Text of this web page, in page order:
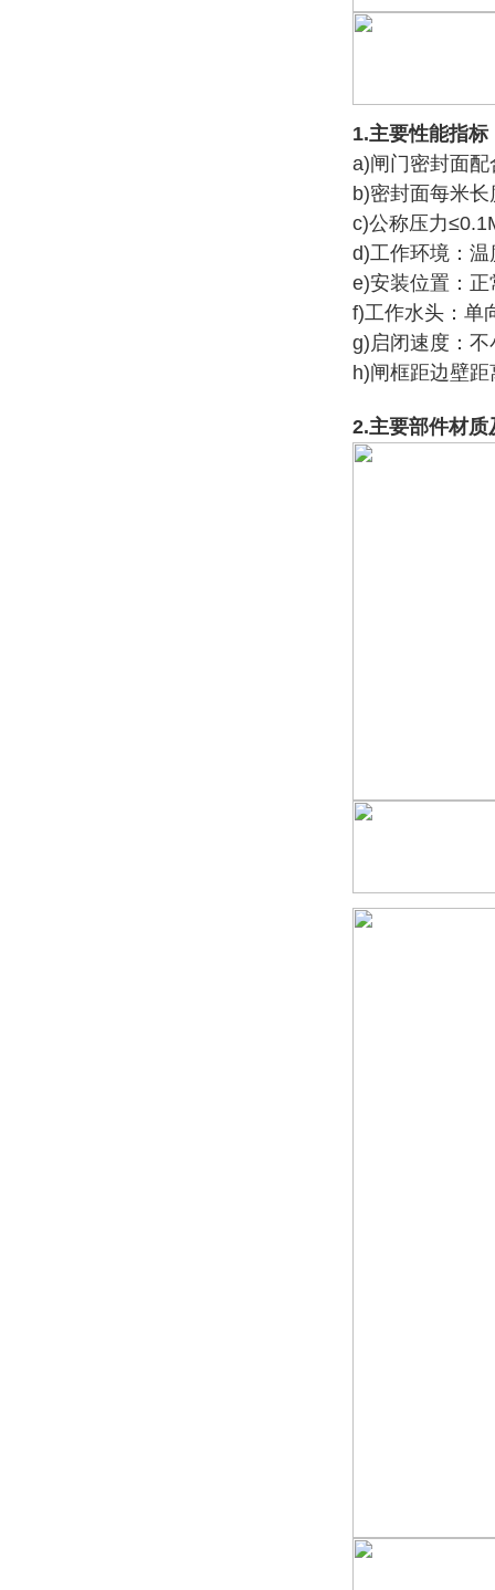
1.主要性能指标
a)闸门密封面
b)密封面每米
c)公称压力
d)工作环境：
e)安装位置：
f)工作水头：
g)启闭速度：
h)闸框距边壁
2.主要部件材质